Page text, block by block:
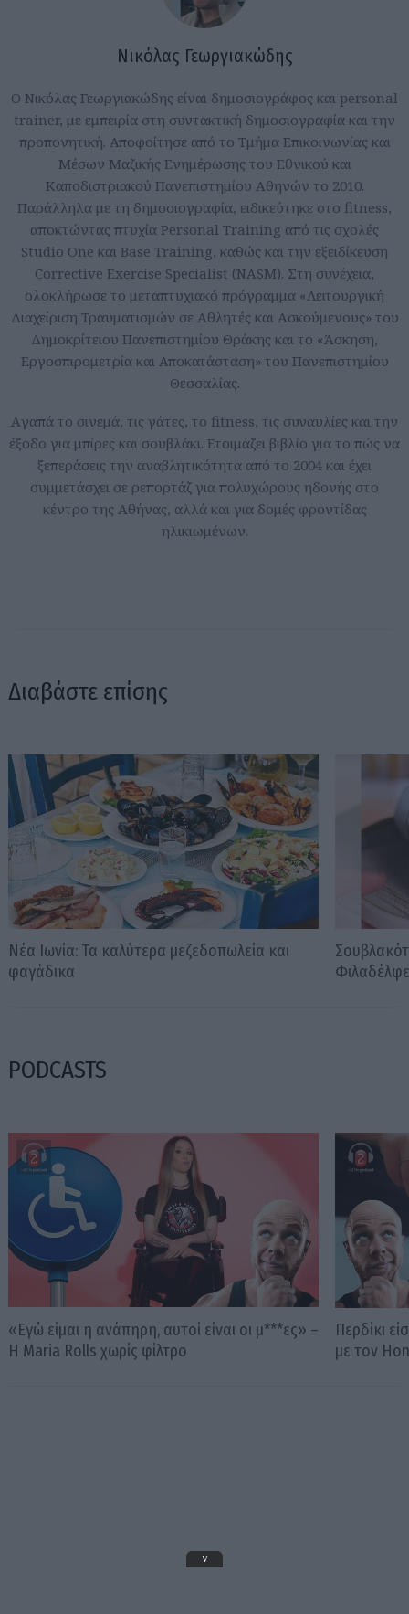
Νικόλας Γεωργιακώδης
Ο Νικόλας Γεωργιακώδης είναι δημοσιογράφος και personal
trainer, με εμπειρία στη συντακτική δημοσιογραφία και την
προπονητική. Αποφοίτησε από το Τμήμα Επικοινωνίας και
Μέσων Μαζικής Ενημέρωσης του Εθνικού και
Καποδιστριακού Πανεπιστημίου Αθηνών το 2010.
Παράλληλα με τη δημοσιογραφία, ειδικεύτηκε στο fitness,
αποκτώντας πτυχία Personal Training από τις σχολές
Studio One και Base Training, καθώς και την εξειδίκευση
Corrective Exercise Specialist (NASM). Στη συνέχεια,
ολοκλήρωσε το μεταπτυχιακό πρόγραμμα «Λειτουργική
Διαχείριση Τραυματισμών σε Αθλητές και Ασκούμενους» του
Δημοκρίτειου Πανεπιστημίου Θράκης και το «Άσκηση,
Εργοσπιρομετρία και Αποκατάσταση» του Πανεπιστημίου
Θεσσαλίας.
Aγαπά το σινεμά, τις γάτες, το fitness, τις συναυλίες και την
έξοδο για μπίρες και σουβλάκι. Ετοιμάζει βιβλίο για το πώς να
ξεπεράσεις την αναβλητικότητα από το 2004 και έχει
συμμετάσχει σε ρεπορτάζ για πολυχώρους ηδονής στο
κέντρο της Αθήνας, αλλά και για δομές φροντίδας
ηλικιωμένων.
Διαβάστε επίσης
Νέα Ιωνία: Τα καλύτερα μεζεδοπωλεία και
φαγάδικα
PODCASTS
«Εγώ είμαι η ανάπηρη, αυτοί είναι οι μ***ες» –
Η Maria Rolls χωρίς φίλτρο
Περδίκι
με τον
v